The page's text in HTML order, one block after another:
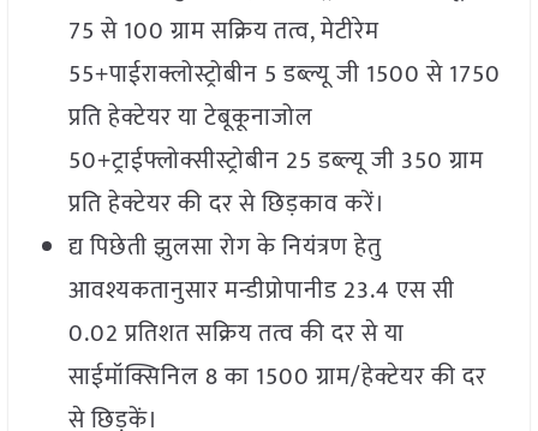
75 से 100 ग्राम सक्रिय तत्व, मेटीरेम
55+पाईराक्लोस्ट्रोबीन 5 डब्ल्यू जी 1500 से 1750
प्रति हेक्टेयर या टेबूकूनाजोल
50+ट्राईफ्लोक्सीस्ट्रोबीन 25 डब्ल्यू जी 350 ग्राम
प्रति हेक्टेयर की दर से छिड़काव करें।
द्य पिछेती झुलसा रोग के नियंत्रण हेतु
आवश्यकतानुसार मन्डीप्रोपानीड 23.4 एस सी
0.02 प्रतिशत सक्रिय तत्व की दर से या
साईमॉक्सिनिल 8 का 1500 ग्राम/हेक्टेयर की दर
से छिड़कें।